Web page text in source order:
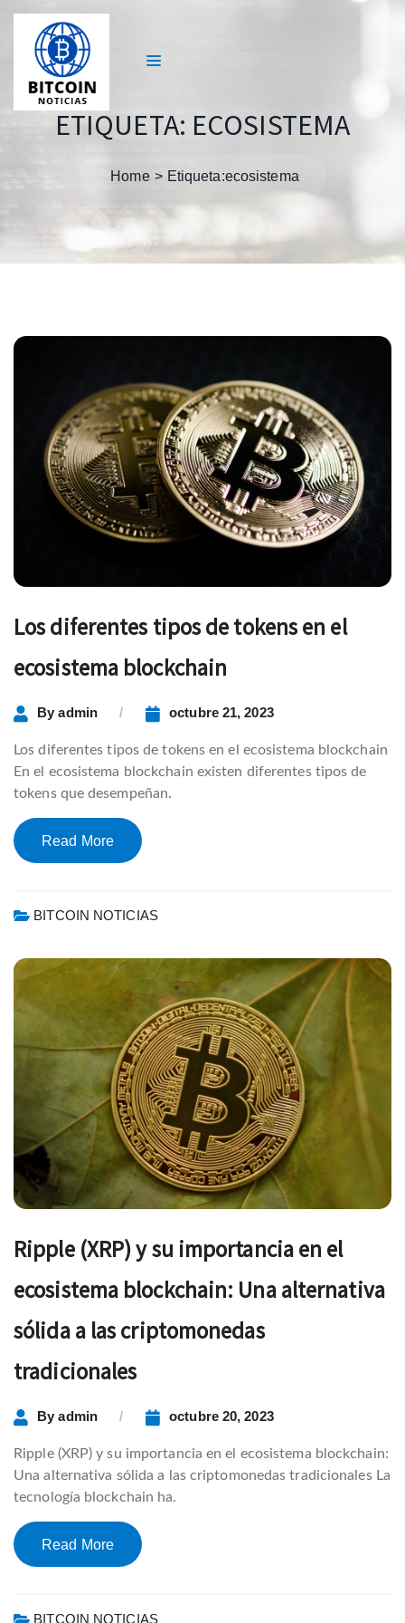
ETIQUETA: ECOSISTEMA
Home Etiqueta:ecosistema
Los diferentes tipos de tokens en el
ecosistema blockchain
Byadmin octubre 21, 2023
Los diferentes tipos de tokens en el ecosistema blockchain
En el ecosistema blockchain existen diferentes tipos de
tokens que desempeñan.
Read More
BITCOIN NOTICIAS
Ripple (XRP) y su importancia en el
ecosistema blockchain: Una alternativa
sólida a las criptomonedas
tradicionales
Byadmin octubre 20, 2023
Ripple (XRP) y su importancia en el ecosistema blockchain:
Una alternativa sólida a las criptomonedas tradicionales La
tecnología blockchain ha.
Read More
BITCOIN NOTICIAS